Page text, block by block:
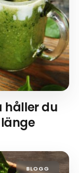
håller du
BLOGG